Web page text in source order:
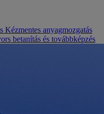
Kézmentes anyagmozgatás
betanítás és továbbképzés